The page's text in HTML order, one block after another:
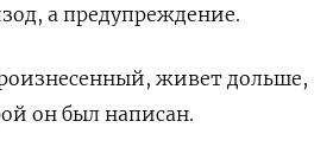
а предупреждение.
живет дольше,
он был написан.